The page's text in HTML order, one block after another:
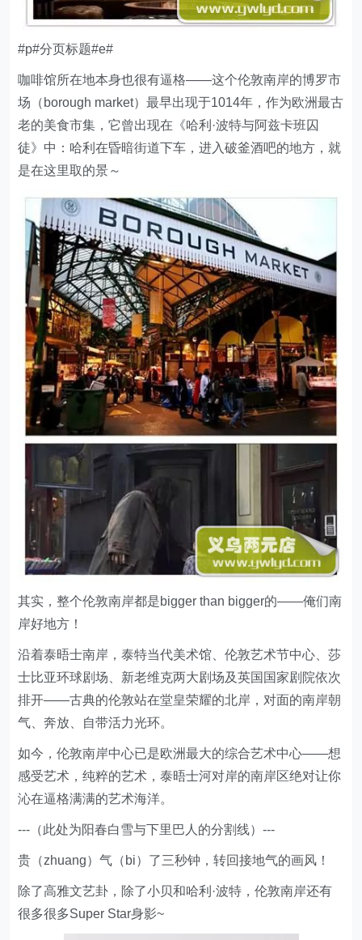
#p#分页标题#e#
咖啡馆所在地本身也很有逼格——这个伦敦南岸的博罗市
场（borough market）最早出现于1014年，作为欧洲最古
老的美食市集，它曾出现在《哈利·波特与阿兹卡班囚
徒》中：哈利在昏暗街道下车，进入破釜酒吧的地方，就
是在这里取的景～
其实，整个伦敦南岸都是bigger than bigger的——俺们南
岸好地方！
沿着泰晤士南岸，泰特当代美术馆、伦敦艺术节中心、莎
士比亚环球剧场、新老维克两大剧场及英国国家剧院依次
排开——古典的伦敦站在堂皇荣耀的北岸，对面的南岸朝
气、奔放、自带活力光环。
如今，伦敦南岸中心已是欧洲最大的综合艺术中心——想
感受艺术，纯粹的艺术，泰晤士河对岸的南岸区绝对让你
沁在逼格满满的艺术海洋。
---（此处为阳春白雪与下里巴人的分割线）---
贵（zhuang）气（bi）了三秒钟，转回接地气的画风！
除了高雅文艺卦，除了小贝和哈利·波特，伦敦南岸还有
很多很多Super Star身影~